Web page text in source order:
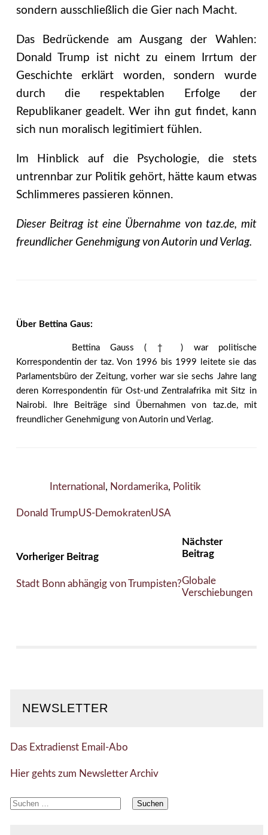
sondern ausschließlich die Gier nach Macht.
Das Bedrückende am Ausgang der Wahlen:
Donald Trump ist nicht zu einem Irrtum der
Geschichte erklärt worden, sondern wurde
durch die respektablen Erfolge der
Republikaner geadelt. Wer ihn gut findet, kann
sich nun moralisch legitimiert fühlen.
Im Hinblick auf die Psychologie, die stets
untrennbar zur Politik gehört, hätte kaum etwas
Schlimmeres passieren können.
Dieser Beitrag ist eine Übernahme von taz.de, mit
freundlicher Genehmigung von Autorin und Verlag.
Über Bettina Gaus:
Bettina Gauss ( † ) war politische
Korrespondentin der taz. Von 1996 bis 1999 leitete sie das
Parlamentsbüro der Zeitung, vorher war sie sechs Jahre lang
deren Korrespondentin für Ost-und Zentralafrika mit Sitz in
Nairobi. Ihre Beiträge sind Übernahmen von taz.de, mit
freundlicher Genehmigung von Autorin und Verlag.
International , Nordamerika, Politik
Donald TrumpUS-DemokratenUSA
Vorheriger Beitrag
Stadt Bonn abhängig von Trumpisten?
Nächster
Beitrag
Globale
Verschiebungen
NEWSLETTER
Das Extradienst Email-Abo
Hier gehts zum Newsletter Archiv
Suchen